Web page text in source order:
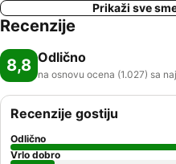
Prikaži sve
Recenzije
8,8 Odlično
na osnovu ocena (1.027) sa
Recenzije gostiju
Odlično
Vrlo dobro